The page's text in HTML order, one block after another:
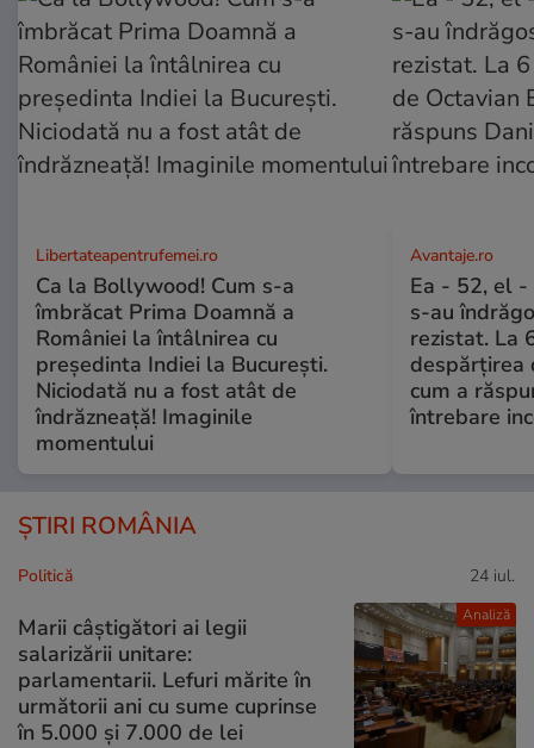
Libertateapentrufemei.ro
Ca la Bollywood! Cum s-a
îmbrăcat Prima Doamnă a
României la întâlnirea cu
președinta Indiei la București.
Niciodată nu a fost atât de
îndrăzneață! Imaginile
momentului
Avantaje.ro
Ea - 52, el -
s-au
rezistat. La
despărțirea
cum a
întrebare
ȘTIRI ROMÂNIA
Analiză
Politică 24 iul.
Marii câștigători ai legii
salarizării unitare:
parlamentarii. Lefuri mărite în
următorii ani cu sume cuprinse
în 5.000 și 7.000 de lei